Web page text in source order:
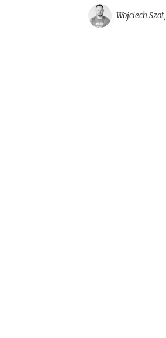
Wojciech Szot,